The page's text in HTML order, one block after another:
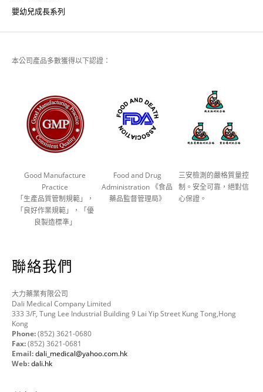
嬰幼兒成長系列
本公司產品多數獲得以下認證：
Good Manufacture
Practice
「生產品質管制規範」，
「良好作業規範」，「優
良製造標準」
Food and Drug
Administration 《食品
藥品監督管理局》
三安檢測的嚴格質量控
制。安全可靠，絕對信
心保證。
聯絡我們
大力藥業有限公司
Dali Medical Company Limited
333 3/F, Tung Lee Industrial Building 9 Lai Yip Street Kung Tong,Hong
Kong
Phone:(852) 3621-0680
Fax:(852) 3621-0681
Email:dali_medical@yahoo.com.hk
Web:dali.hk